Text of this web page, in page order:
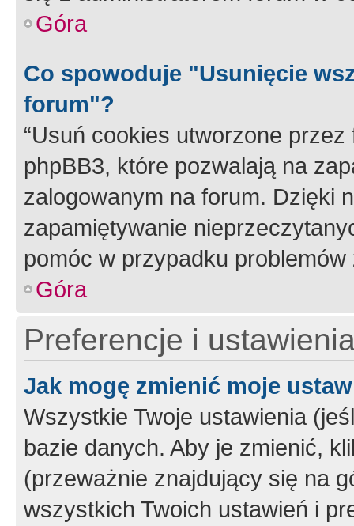
Góra
Co spowoduje "Usunięcie
forum"?
“Usuń cookies utworzone
phpBB3, które pozwalają na
zalogowanym na forum. Dzięki
zapamiętywanie
pomóc w przypadku
Góra
Preferencje i
Jak mogę zmienić moje
Wszystkie Twoje ustawienia
bazie danych. Aby je zmienić,
(przeważnie znajdujący się na
wszystkich Twoich ustawień i